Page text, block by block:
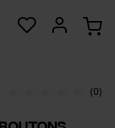
(0)